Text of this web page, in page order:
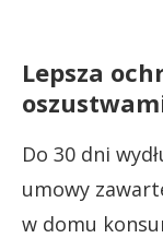
Lepsza
Do 30 dni
umowy
w domu